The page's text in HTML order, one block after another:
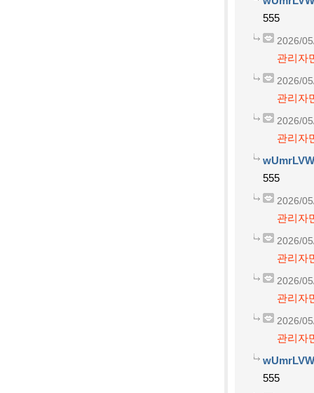
555
2026/
관리자
2026/
관리자
2026/
관리자
555
2026/
관리자
2026/
관리자
2026/
관리자
2026/
관리자
555